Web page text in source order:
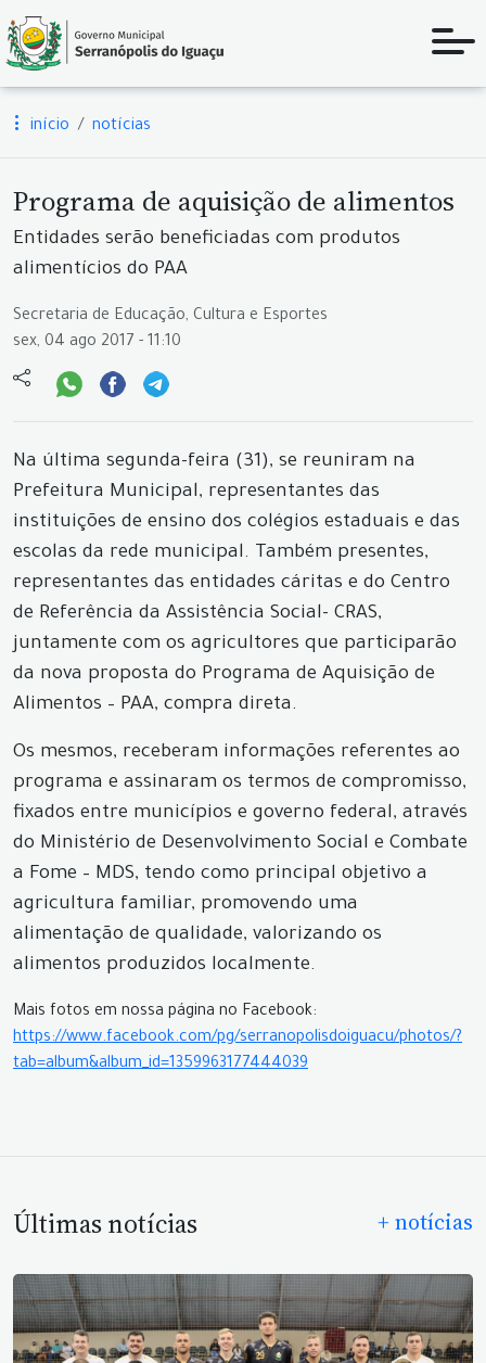
início notícias
Programa de aquisição de alimentos
Entidades serão beneficiadas com produtos
alimentícios do PAA
Secretaria de Educação, Cultura e Esportes
sex, 04 ago 2017 - 11:10
Na última segunda-feira (31), se reuniram na
Prefeitura Municipal, representantes das
instituições de ensino dos colégios estaduais e das
escolas da rede municipal. Também presentes,
representantes das entidades cáritas e do Centro
de Referência da Assistência Social- CRAS,
juntamente com os agricultores que participarão
da nova proposta do Programa de Aquisição de
Alimentos – PAA, compra direta.
Os mesmos, receberam informações referentes ao
programa e assinaram os termos de compromisso,
fixados entre municípios e governo federal, através
do Ministério de Desenvolvimento Social e Combate
a Fome – MDS, tendo como principal objetivo a
agricultura familiar, promovendo uma
alimentação de qualidade, valorizando os
alimentos produzidos localmente.
Mais fotos em nossa página no Facebook:
https://www.facebook.com/pg/serranopolisdoiguacu/photos/?
tab=album&album_id=1359963177444039
Últimas notícias + notícias